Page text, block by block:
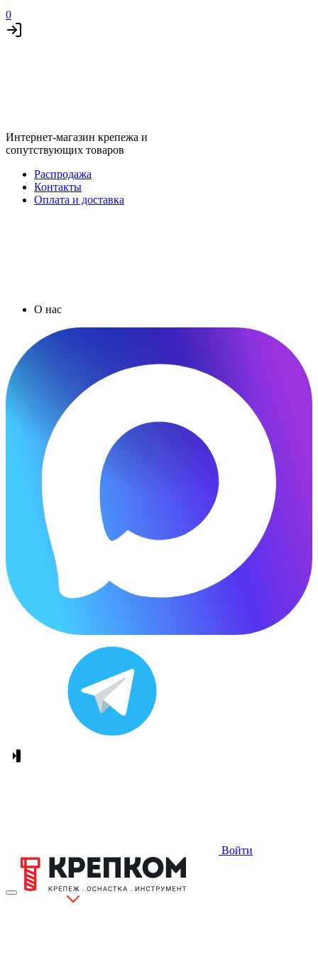
0
Интернет-магазин крепежа и
сопутствующих товаров
Распродажа
Контакты
Оплата и доставка
О нас
Войти